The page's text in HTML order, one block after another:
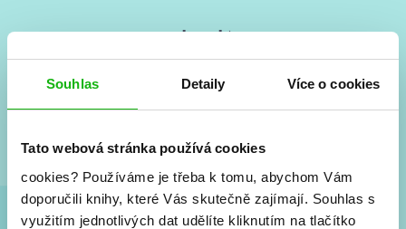
Souhlas Detaily Více o cookies
Tato webová stránka používá cookies
cookies? Používáme je třeba k tomu, abychom Vám
doporučili knihy, které Vás skutečně zajímají. Souhlas s
využitím jednotlivých dat udělíte kliknutím na tlačítko
Vše kolem #youngadult každý měsíc rovnou do mailu!
a seriálové adaptace a další.